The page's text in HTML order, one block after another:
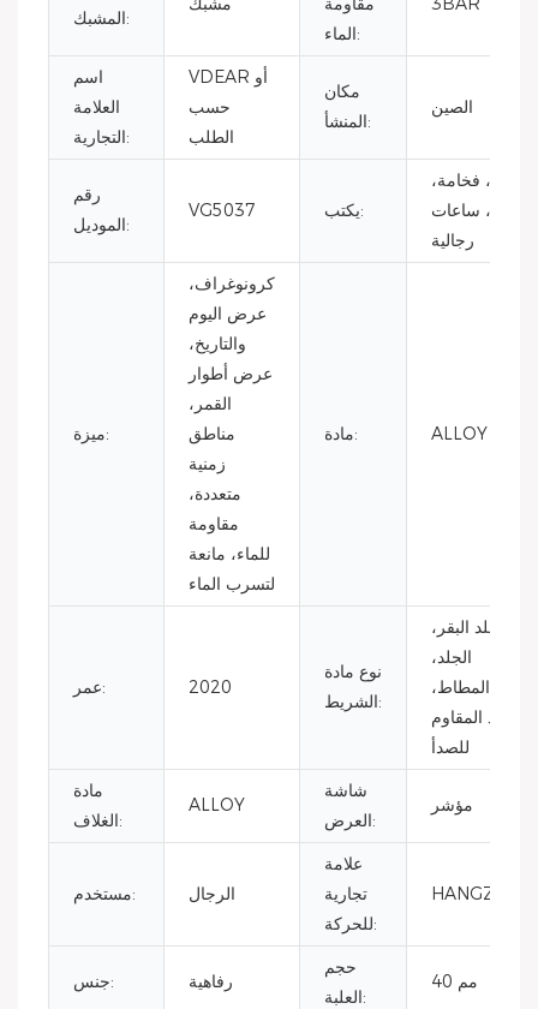
المشبك:
الماء:
اسم
العلامة
التجارية:
VDEAR أو
حسب
الطلب
مكان
المنشأ:
الصين
رقم
الموديل:
VG5037 يكتب:
أزياء، فخامة،
أعمال، ساعات
رجالية
ميزة:
كرونوغراف،
عرض اليوم
والتاريخ،
عرض أطوار
القمر،
مناطق
زمنية
متعددة،
مقاومة
للماء، مانعة
لتسرب الماء
مادة: ALLOY
عمر: 2020
نوع مادة
الشريط:
جلد البقر،
الجلد،
المطاط،
الفولاذ المقاوم
للصدأ
مادة
الغلاف:
ALLOY
شاشة
العرض:
مؤشر
مستخدم: الرجال
علامة
تجارية
للحركة:
HANGZHOU
جنس: رفاهية
حجم
العلبة:
40 مم